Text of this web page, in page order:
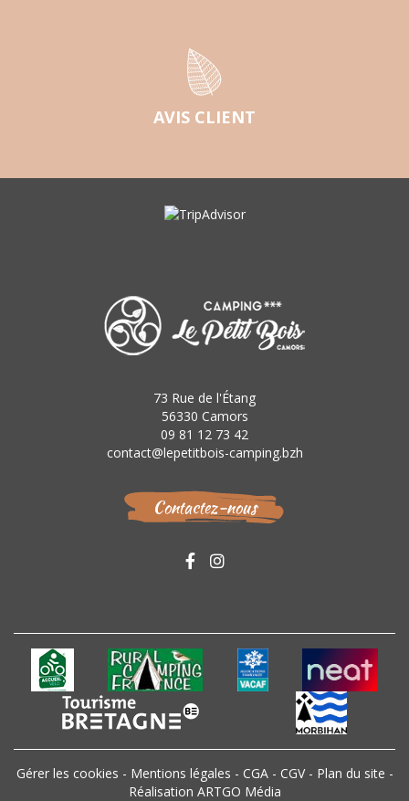
AVIS CLIENT
73 Rue de l'Étang
56330 Camors
09 81 12 73 42
contact@lepetitbois-camping.bzh
Contactez-nous
Gérer les cookies - Mentions légales - CGA - CGV - Plan du site -
Réalisation ARTGO Média